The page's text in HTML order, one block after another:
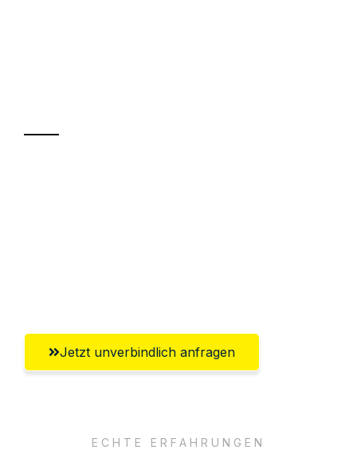
Jetzt unverbindlich anfragen
ECHTE ERFAHRUNGEN